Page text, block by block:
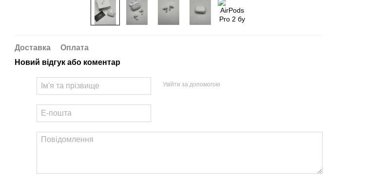
Доставка
Оплата
Новий відгук або коментар
Увійти за допомогою